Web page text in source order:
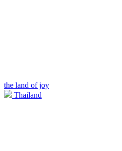
the land of joy
Thailand